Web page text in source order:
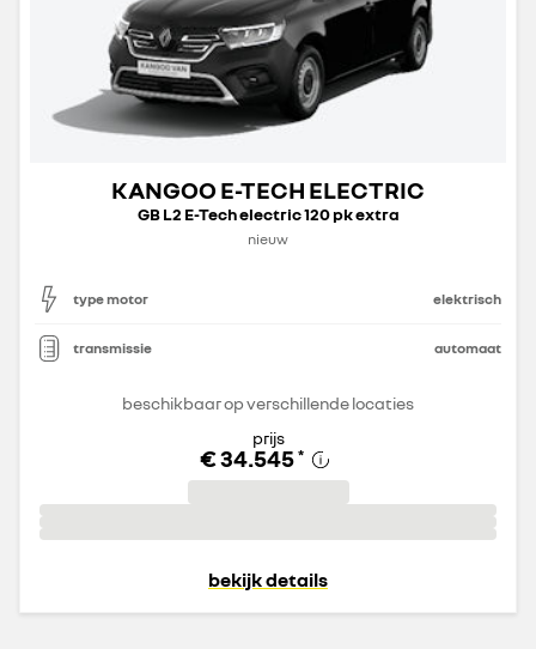
KANGOO E-TECH ELECTRIC
GB L2 E-Tech electric 120 pk extra
nieuw
type motor elektrisch
transmissie automaat
beschikbaar op verschillende locaties
prijs
€ 34.545 *
bekijk details